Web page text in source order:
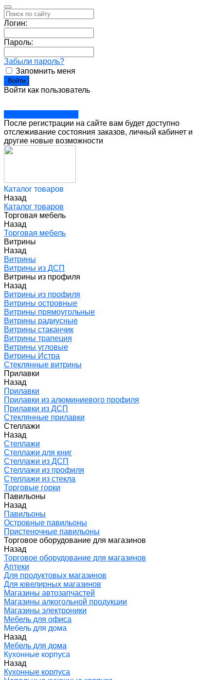
Логин:
Пароль:
Забыли пароль?
Запомнить меня
Войти как пользователь
После регистрации на сайте вам будет доступно
отслеживание состояния заказов, личный кабинет и
другие новые возможности
Каталог товаров
Назад
Каталог товаров
Торговая мебель
Назад
Торговая мебель
Витрины
Назад
Витрины
Витрины из ДСП
Витрины из профиля
Назад
Витрины из профиля
Витрины островные
Витрины прямоугольные
Витрины радиусные
Витрины стаканчик
Витрины трапеция
Витрины угловые
Витрины Истра
Стеклянные витрины
Прилавки
Назад
Прилавки
Прилавки из алюминиевого профиля
Прилавки из ДСП
Стеклянные прилавки
Стеллажи
Назад
Стеллажи
Стеллажи для книг
Стеллажи из ДСП
Стеллажи из профиля
Стеллажи из стекла
Торговые горки
Павильоны
Назад
Павильоны
Островные павильоны
Пристеночные павильоны
Торговое оборудование для магазинов
Назад
Торговое оборудование для магазинов
Аптеки
Для продуктовых магазинов
Для ювелирных магазинов
Магазины автозапчастей
Магазины алкогольной продукции
Магазины электроники
Мебель для офиса
Мебель для дома
Назад
Мебель для дома
Кухонные корпуса
Назад
Кухонные корпуса